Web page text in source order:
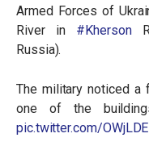
Armed Forces of
River in #Kherson
Russia).
The military noticed a
one of the
pic.twitter.com/